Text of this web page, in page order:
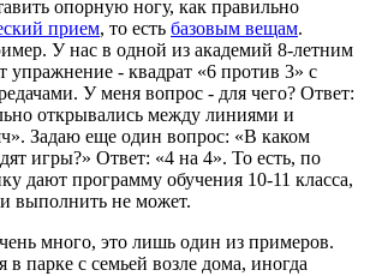
опорную ногу, как правильно
прием, то есть базовым вещам.
У нас в одной из академий 8-летним
упражнение - квадрат «6 против 3» с
У меня вопрос - для чего? Ответ:
открывались между линиями и
Задаю еще один вопрос: «В каком
игры?» Ответ: «4 на 4». То есть, по
дают программу обучения 10-11 класса,
выполнить не может.
много, это лишь один из примеров.
в парке с семьей возле дома, иногда